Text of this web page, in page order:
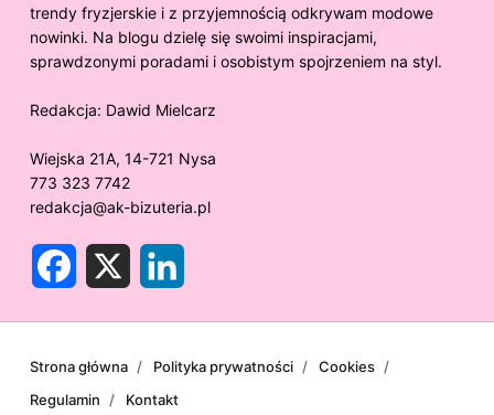
trendy fryzjerskie i z przyjemnością odkrywam modowe
nowinki. Na blogu dzielę się swoimi inspiracjami,
sprawdzonymi poradami i osobistym spojrzeniem na styl.
Redakcja: Dawid Mielcarz
Wiejska 21A, 14-721 Nysa
773 323 7742
redakcja@ak-bizuteria.pl
b
k
e
n
Strona główna Polityka prywatności
Cookies
Regulamin
Kontakt